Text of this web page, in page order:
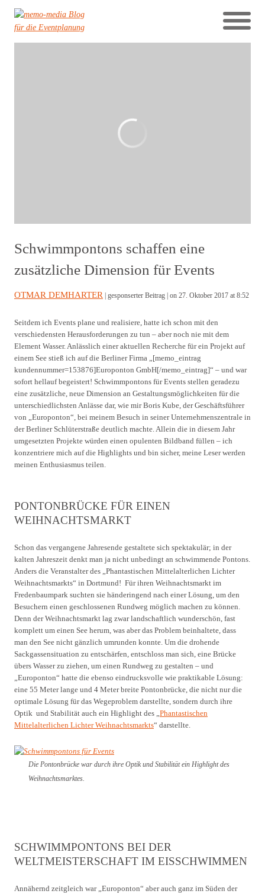
Schwimmpontons schaffen eine
zusätzliche Dimension für Events
OTMAR DEMHARTER | gesponserter Beitrag | on 27. Oktober 2017 at 8:52
Seitdem ich Events plane und realisiere, hatte ich schon mit den
verschiedensten Herausforderungen zu tun – aber noch nie mit dem
Element Wasser. Anlässlich einer aktuellen Recherche für ein Projekt auf
einem See stieß ich auf die Berliner Firma „[memo_eintrag
kundennummer=153876]Europonton GmbH[/memo_eintrag]“ – und war
sofort hellauf begeistert! Schwimmpontons für Events stellen geradezu
eine zusätzliche, neue Dimension an Gestaltungsmöglichkeiten für die
unterschiedlichsten Anlässe dar, wie mir Boris Kube, der Geschäftsführer
von „Europonton“, bei meinem Besuch in seiner Unternehmenszentrale in
der Berliner Schlüterstraße deutlich machte. Allein die in diesem Jahr
umgesetzten Projekte würden einen opulenten Bildband füllen – ich
konzentriere mich auf die Highlights und bin sicher, meine Leser werden
meinen Enthusiasmus teilen.
PONTONBRÜCKE FÜR EINEN
WEIHNACHTSMARKT
Schon das vergangene Jahresende gestaltete sich spektakulär; in der
kalten Jahreszeit denkt man ja nicht unbedingt an schwimmende Pontons.
Anders die Veranstalter des „Phantastischen Mittelalterlichen Lichter
Weihnachtsmarkts“ in Dortmund! Für ihren Weihnachtsmarkt im
Fredenbaumpark suchten sie händeringend nach einer Lösung, um den
Besuchern einen geschlossenen Rundweg möglich machen zu können.
Denn der Weihnachtsmarkt lag zwar landschaftlich wunderschön, fast
komplett um einen See herum, was aber das Problem beinhaltete, dass
man den See nicht gänzlich umrunden konnte. Um die drohende
Sackgassensituation zu entschärfen, entschloss man sich, eine Brücke
übers Wasser zu ziehen, um einen Rundweg zu gestalten – und
„Europonton“ hatte die ebenso eindrucksvolle wie praktikable Lösung:
eine 55 Meter lange und 4 Meter breite Pontonbrücke, die nicht nur die
optimale Lösung für das Wegeproblem darstellte, sondern durch ihre
Optik und Stabilität auch ein Highlight des „Phantastischen
Mittelalterlichen Lichter Weihnachtsmarkts“ darstellte.
Die Pontonbrücke war durch ihre Optik und Stabilität ein Highlight des
Weihnachtsmarktes.
SCHWIMMPONTONS BEI DER
WELTMEISTERSCHAFT IM EISSCHWIMMEN
Annähernd zeitgleich war „Europonton“ aber auch ganz im Süden der